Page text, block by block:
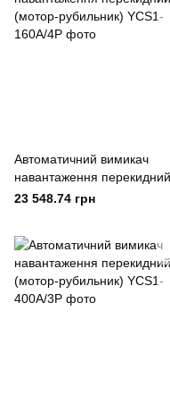
Автоматичний вимикач
навантаження перекидний
(мотор-рубильник) YCS1-
23 548.74 грн